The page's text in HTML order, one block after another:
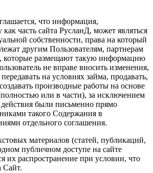
что информация,
как часть сайта РусланД, может являться
собственности, права на который
другим Пользователям, партнерам
которые размещают такую информацию
не вправе вносить изменения,
на условиях займа, продавать,
производные работы на основе
или в части), за исключением
действия были письменно прямо
такого Содержания в
отдельного соглашения.
материалов (статей, публикаций,
публичном доступе на сайте
их распространение при условии, что
Сайт.